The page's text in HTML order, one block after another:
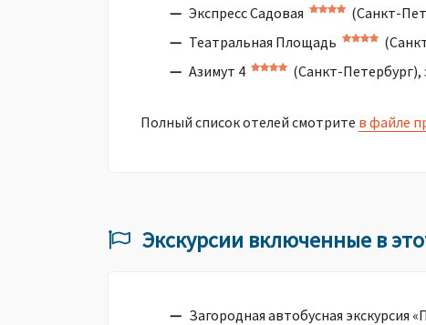
Экспресс Садовая
(Санкт-
Театральная Площадь
Азимут 4
(Санкт-Петербург),
Полный список отелей смотрите в файле
Экскурсии включенные в
Загородная автобусная экскурсия